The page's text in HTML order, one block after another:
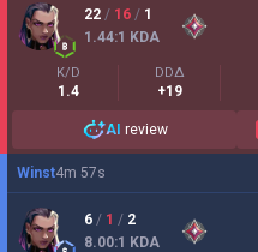
22 / 16 / 1
1.44:1 KDA
K/D
1.4
DDΔ
+19
AI review
Winst4m 57s
6 / 1 / 2
8.00:1 KDA